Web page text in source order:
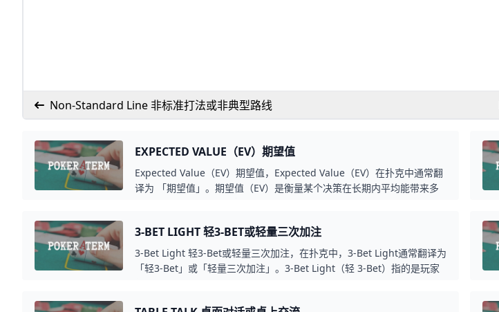
Non-Standard Line 非标准打法或非典型路线
EXPECTED VALUE（EV）期望值
Expected Value（EV）期望值，Expected Value（EV）在扑克中通常翻
译为 「期望值」。期望值（EV）是衡量某个决策在长期内平均能带来多
此，玩家通常会选择+EV的决策来提升自己的胜率和收益。
3-BET LIGHT 轻3-BET或轻量三次加注
3-Bet Light 轻3-Bet或轻量三次加注，在扑克中，3-Bet Light通常翻译为
「轻3-Bet」或「轻量三次加注」。3-Bet Light（轻 3-Bet）指的是玩家